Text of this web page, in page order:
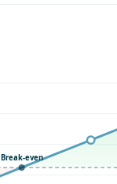
Break-even